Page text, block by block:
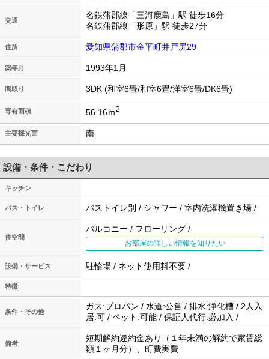
交通
名鉄蒲郡線「三河鹿島」駅 徒歩16分
名鉄蒲郡線「形原」駅 徒歩27分
住所 愛知県蒲郡市金平町井戸尻29
築年月 1993年1月
間取り 3DK (和室6畳/和室6畳/洋室6畳/DK6畳)
専有面積 56.16ｍ2
主要採光面 南
設備・条件・こだわり
キッチン
バス・トイレ バストイレ別 / シャワー / 室内洗濯機置き場 /
住空間
バルコニー / フローリング /
お部屋の詳しい情報を知りたい
設備・サービス 駐輪場 / ネット使用料不要 /
特徴
条件・その他
ガス:プロパン / 水道:公営 / 排水:浄化槽 / 2人入
居:可 / ペット:可能 / 保証人代行:必加入 /
備考
短期解約違約金あり（１年未満の解約で家賃総
額１ヶ月分）、町費実費